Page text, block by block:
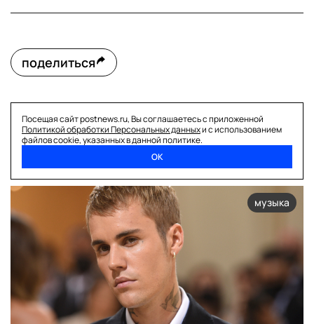
поделиться
музыка
Посещая сайт postnews.ru, Вы соглашаетесь с приложенной
Политикой обработки Персональных данныхи с использованием
файлов cookie, указанных в данной политике.
ОК